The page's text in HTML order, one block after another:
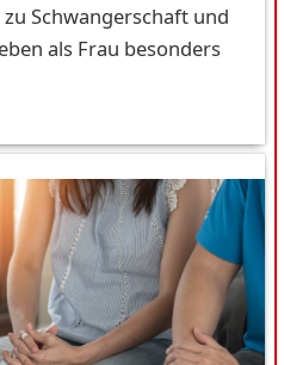
Schwangerschaft und
als Frau besonders